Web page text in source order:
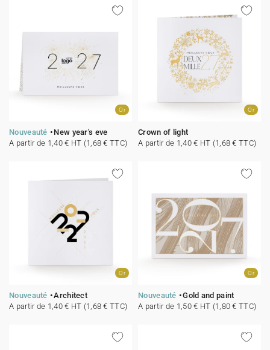
Or
Nouveauté
New year's eve
A partir de 1,40 € HT (1,68 € TTC)
Or
Crown of light
A partir de 1,40 € HT (1,68 € TTC)
Or
Nouveauté
Architect
A partir de 1,40 € HT (1,68 € TTC)
Or
Nouveauté
Gold and paint
A partir de 1,50 € HT (1,80 € TTC)